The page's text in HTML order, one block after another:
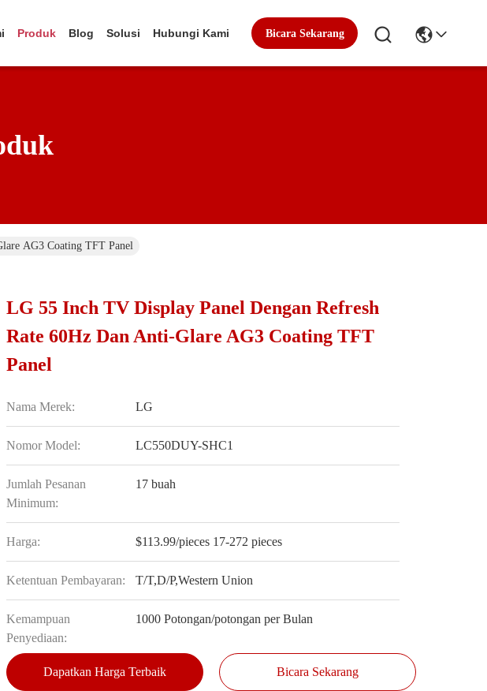
Produk Blog Solusi Hubungi Kami Bicara Sekarang
AG3 Coating TFT Panel
LG 55 Inch TV Display Panel Dengan Refresh
Rate 60Hz Dan Anti-Glare AG3 Coating TFT
Panel
Nama Merek: LG
Nomor Model: LC550DUY-SHC1
Jumlah Pesanan
Minimum:
17 buah
Harga: $113.99/pieces 17-272 pieces
Ketentuan Pembayaran: T/T,D/P,Western Union
Kemampuan
Penyediaan:
1000 Potongan/potongan per Bulan
Dapatkan Harga Terbaik Bicara Sekarang